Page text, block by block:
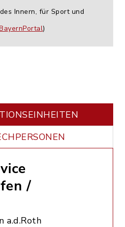
Innern, für Sport und
)
/
a.d.Roth